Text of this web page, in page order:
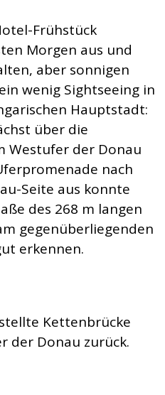
Frühstück
Morgen aus und
aber sonnigen
wenig Sightseeing in
Hauptstadt:
über die
Westufer der Donau
nach
Seite aus konnte
des 268 m langen
gegenüberliegenden
erkennen.
Kettenbrücke
der Donau zurück.